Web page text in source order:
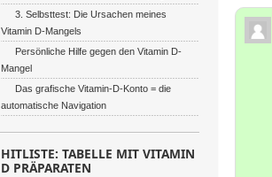
3. Selbsttest: Die Ursachen meines
Vitamin D-Mangels
Persönliche Hilfe gegen den Vitamin D-
Mangel
Das grafische Vitamin-D-Konto = die
automatische Navigation
HITLISTE: TABELLE MIT VITAMIN
D PRÄPARATEN